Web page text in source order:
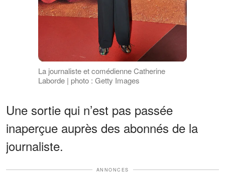
La journaliste et comédienne Catherine
Laborde | photo : Getty Images
Une sortie qui n’est pas passée
inaperçue auprès des abonnés de la
journaliste.
ANNONCES